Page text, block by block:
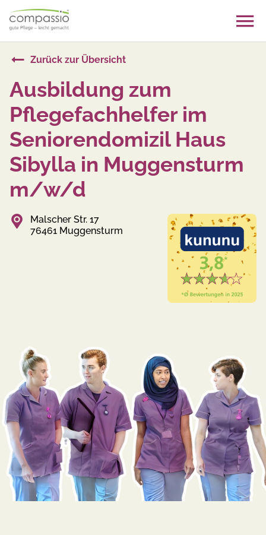
content
Zurück zur Übersicht
Ausbildung zum
Pflegefachhelfer im
Seniorendomizil Haus
Sibylla in Muggensturm
m/w/d
Malscher Str. 17
76461 Muggensturm